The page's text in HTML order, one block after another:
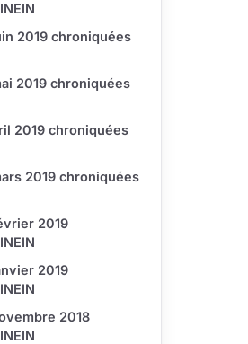
2019 chroniquées
2019 chroniquées
2019 chroniquées
2019 chroniquées
2019
2019
2018